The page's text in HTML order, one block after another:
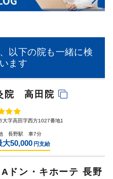
以下の院も一緒に検
ます
院 高田院
大字高田字西方1027番地1
長野駅 車7分
大50,000 円支給
ドン・キホーテ 長野